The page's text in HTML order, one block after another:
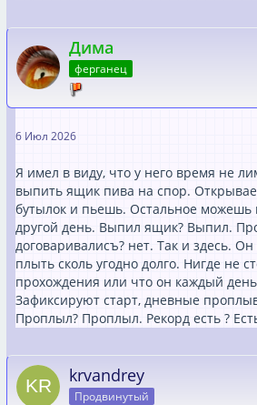
Дима
ферганец
6 Июл 2026
Я имел в виду, что у него время не
выпить ящик пива на спор.
бутылок и пьешь. Остальное можешь
другой день. Выпил ящик? Выпил.
договаривалисъ? нет. Tак и здесь.
плыть сколь угодно долго. Нигде не
прохождения или что он каждый
Зафиксируют старт, дневные
Проплыл? Проплыл. Рекорд есть ?
krvandrey
Продвинутый